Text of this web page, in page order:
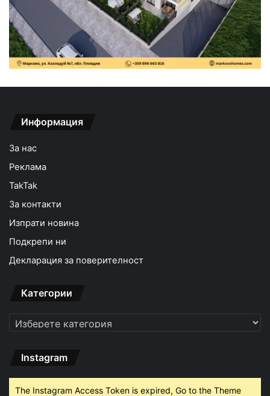
Информация
За нас
Реклама
TakTak
За контакти
Изпрати новина
Подкрепи ни
Декларация за поверителност
Категории
Категории
Instagram
The Instagram Access Token is expired, Go to the Theme